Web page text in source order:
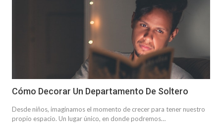
Cómo Decorar Un Departamento De Soltero
Desde niños, imaginamos el momento de crecer para tener nuestro
propio espacio. Un lugar único, en donde podremos…